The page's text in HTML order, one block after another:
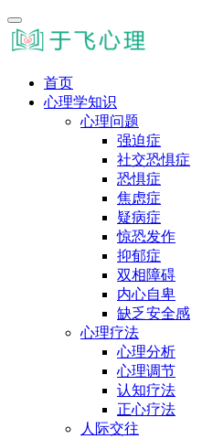
首页
心理学知识
心理问题
强迫症
社交恐惧症
恐惧症
焦虑症
疑病症
惊恐发作
抑郁症
双相障碍
内心自卑
缺乏安全感
心理疗法
心理分析
心理调节
认知疗法
正心疗法
人际交往